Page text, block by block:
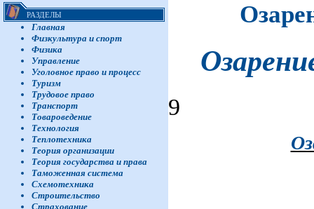
РАЗДЕЛЫ
Главная
Физкультура и спорт
Физика
Управление
Уголовное право и процесс
Туризм
Трудовое право
Транспорт
Товароведение
Технология
Теплотехника
Теория организации
Теория государства и права
Таможенная система
Схемотехника
Строительство
Страхование
9